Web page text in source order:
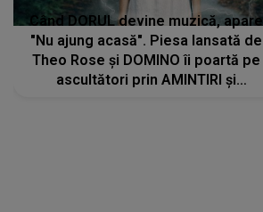
Când DORUL devine muzică, apare
"Nu ajung acasă". Piesa lansată de
Theo Rose și DOMINO îi poartă pe
ascultători prin AMINTIRI și